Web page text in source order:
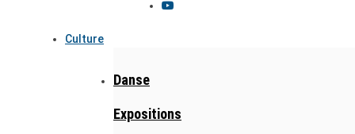
Culture
Danse
Expositions